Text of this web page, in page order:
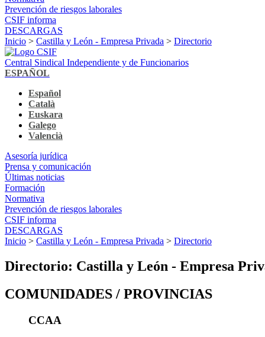
Prevención de riesgos laborales
CSIF informa
DESCARGAS
Inicio > Castilla y León - Empresa Privada > Directorio
Central Sindical Independiente y de Funcionarios
ESPAÑOL
Español
Català
Euskara
Galego
Valencià
Asesoría jurídica
Prensa y comunicación
Últimas noticias
Formación
Normativa
Prevención de riesgos laborales
CSIF informa
DESCARGAS
Inicio > Castilla y León - Empresa Privada > Directorio
Directorio: Castilla y León - Empresa
COMUNIDADES / PROVINCIAS
CCAA